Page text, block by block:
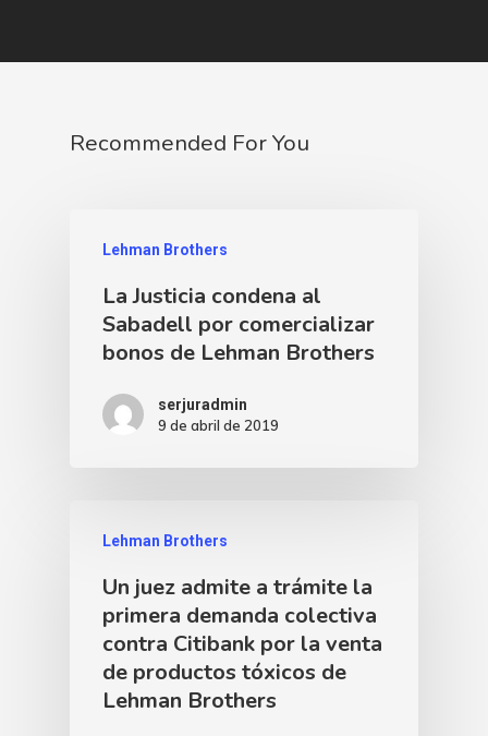
Recommended For You
Lehman Brothers
La Justicia condena al
Sabadell por comercializar
bonos de Lehman Brothers
serjuradmin
9 de abril de 2019
Lehman Brothers
Un juez admite a trámite la
primera demanda colectiva
contra Citibank por la venta
de productos tóxicos de
Lehman Brothers